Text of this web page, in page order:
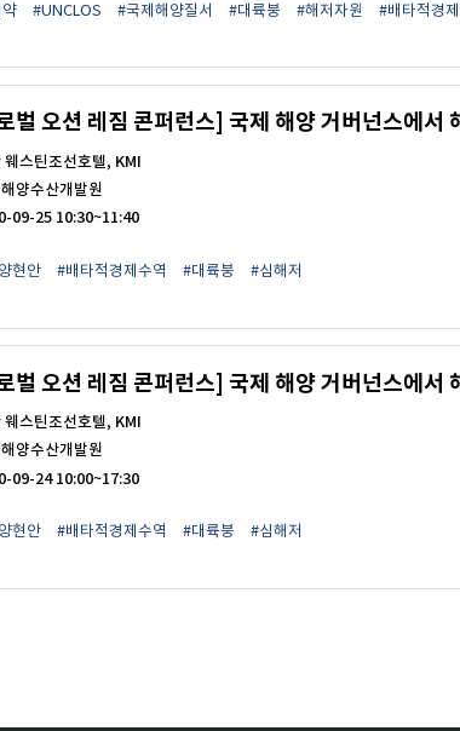
#UNCLOS #국제해양질서 #대륙붕 #해저자원 #배타적경
벌 오션 레짐 콘퍼런스] 국제 해양 거버넌스에서
웨스틴조선호텔, KMI
양수산개발원
09-25 10:30~11:40
현안 #배타적경제수역 #대륙붕 #심해저
벌 오션 레짐 콘퍼런스] 국제 해양 거버넌스에서
웨스틴조선호텔, KMI
양수산개발원
09-24 10:00~17:30
현안 #배타적경제수역 #대륙붕 #심해저